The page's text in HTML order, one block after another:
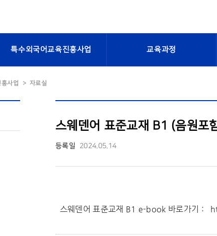
특수외국어교육진흥사업 교육과정
사업 자료실
스웨덴어 표준교재 B1 (음원포
등록일 2024.05.14
스웨덴어 표준교재 B1 e-book 바로가